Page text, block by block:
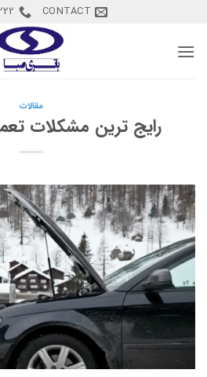
CONTACT
مقالات
رایج ترین مشکلات